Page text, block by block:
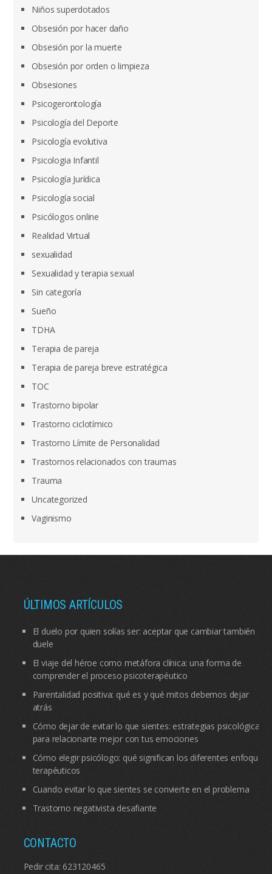
Niños superdotados
Obsesión por hacer daño
Obsesión por la muerte
Obsesión por orden o limpieza
Obsesiones
Psicogerontología
Psicología del Deporte
Psicología evolutiva
Psicologia Infantil
Psicología Jurídica
Psicología social
Psicólogos online
Realidad Virtual
sexualidad
Sexualidad y terapia sexual
Sin categoría
Sueño
TDHA
Terapia de pareja
Terapia de pareja breve estratégica
TOC
Trastorno bipolar
Trastorno ciclotímico
Trastorno Límite de Personalidad
Trastornos relacionados con traumas
Trauma
Uncategorized
Vaginismo
ÚLTIMOS ARTÍCULOS
El duelo por quien solías ser: aceptar que cambiar también
duele
El viaje del héroe como metáfora clínica: una forma de
comprender el proceso psicoterapéutico
Parentalidad positiva: qué es y qué mitos debemos dejar
atrás
Cómo dejar de evitar lo que sientes: estrategias psicológicas
para relacionarte mejor con tus emociones
Cómo elegir psicólogo: qué significan los diferentes enfoques
terapéuticos
Cuando evitar lo que sientes se convierte en el problema
Trastorno negativista desafiante
CONTACTO
Pedir cita: 623120465